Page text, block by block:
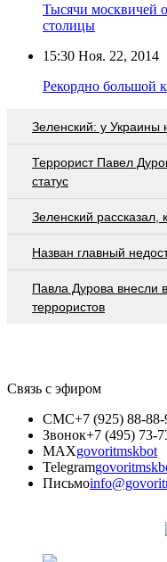
Тысячи москвичей
столицы
15:30 Ноя. 22, 2014
Рекордно большой
Зеленский: у Украины
Террорист Павел
статус
Зеленский
Назван главный
Павла Дурова внесли
террористов
Связь с эфиром
СМС+7 (925) 88-88-
Звонок+7 (495) 73-
MAXgovoritmskbot
Telegram
Письмо